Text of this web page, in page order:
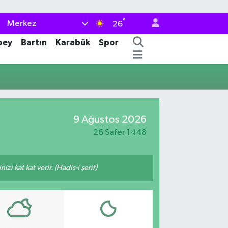
Merkez 26°
Bartın Karabük
Spor
9 Ağustos 2026
26 Safer 1448
kat kat verir. (Hadis-i şerif)